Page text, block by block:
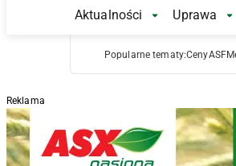
Aktualności Aktualności
Uprawa
Popularne tematy:CenyASF
Reklama